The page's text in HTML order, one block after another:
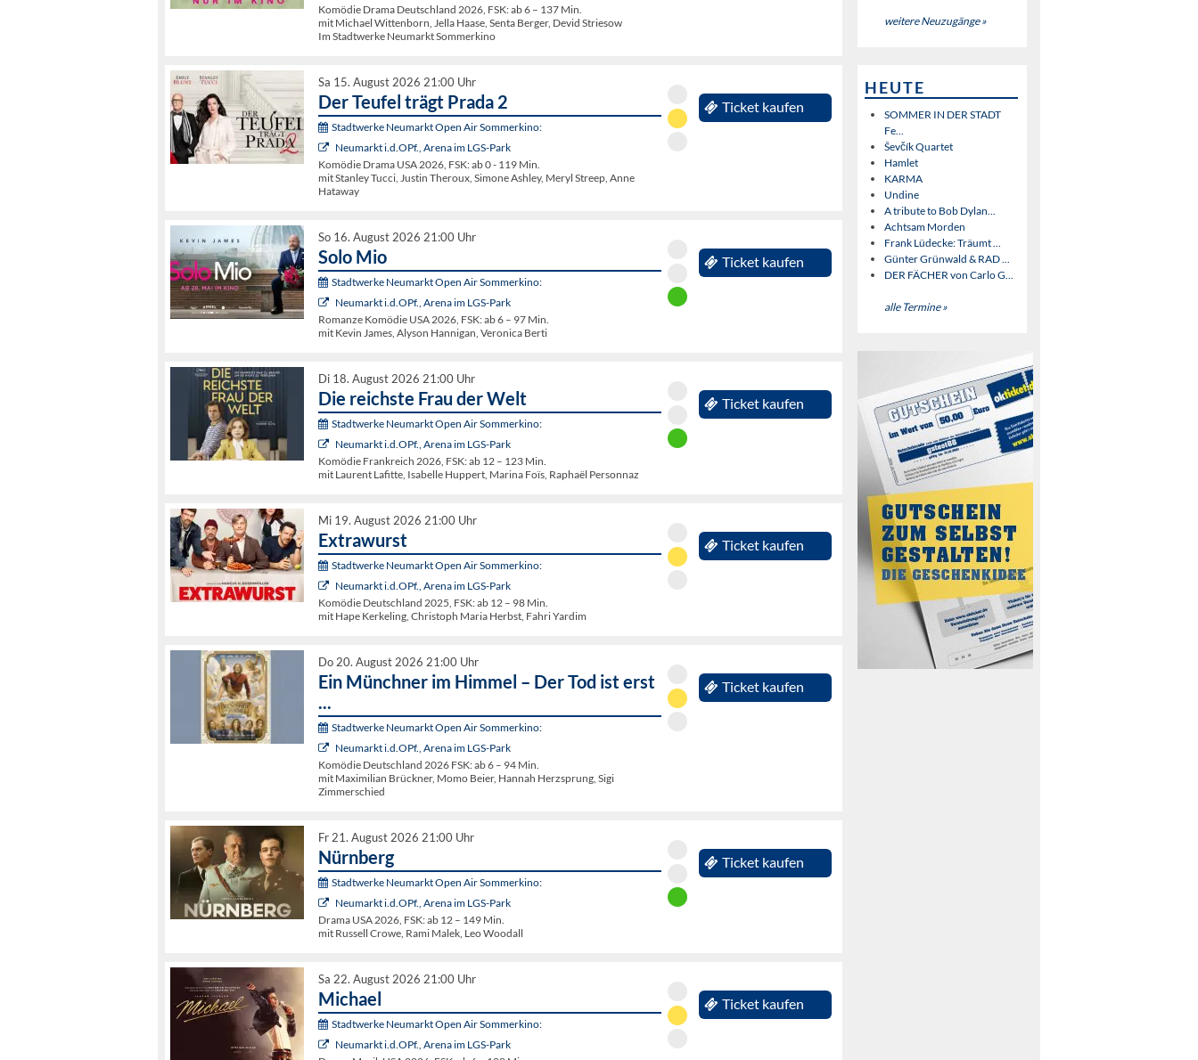
Komödie Drama Deutschland 2026, FSK: ab 6 – 137 Min.
mit Michael Wittenborn, Jella Haase, Senta Berger, Devid Striesow
Im Stadtwerke Neumarkt Sommerkino
Sa 15. August 2026 21:00 Uhr
Der Teufel trägt Prada 2
Stadtwerke Neumarkt Open Air Sommerkino:
Neumarkt i.d.OPf., Arena im LGS-Park
Komödie Drama USA 2026, FSK: ab 0 - 119 Min.
mit Stanley Tucci, Justin Theroux, Simone Ashley, Meryl Streep, Anne
Hataway
Ticket kaufen
So 16. August 2026 21:00 Uhr
Solo Mio
Stadtwerke Neumarkt Open Air Sommerkino:
Neumarkt i.d.OPf., Arena im LGS-Park
Romanze Komödie USA 2026, FSK: ab 6 – 97 Min.
mit Kevin James, Alyson Hannigan, Veronica Berti
Ticket kaufen
Di 18. August 2026 21:00 Uhr
Die reichste Frau der Welt
Stadtwerke Neumarkt Open Air Sommerkino:
Neumarkt i.d.OPf., Arena im LGS-Park
Komödie Frankreich 2026, FSK: ab 12 – 123 Min.
mit Laurent Lafitte, Isabelle Huppert, Marina Foïs, Raphaël Personnaz
Ticket kaufen
Mi 19. August 2026 21:00 Uhr
Extrawurst
Stadtwerke Neumarkt Open Air Sommerkino:
Neumarkt i.d.OPf., Arena im LGS-Park
Komödie Deutschland 2025, FSK: ab 12 – 98 Min.
mit Hape Kerkeling, Christoph Maria Herbst, Fahri Yardim
Ticket kaufen
Do 20. August 2026 21:00 Uhr
Ein Münchner im Himmel – Der Tod ist erst
...
Stadtwerke Neumarkt Open Air Sommerkino:
Neumarkt i.d.OPf., Arena im LGS-Park
Komödie Deutschland 2026 FSK: ab 6 – 94 Min.
mit Maximilian Brückner, Momo Beier, Hannah Herzsprung, Sigi
Zimmerschied
Ticket kaufen
Fr 21. August 2026 21:00 Uhr
Nürnberg
Stadtwerke Neumarkt Open Air Sommerkino:
Neumarkt i.d.OPf., Arena im LGS-Park
Drama USA 2026, FSK: ab 12 – 149 Min.
mit Russell Crowe, Rami Malek, Leo Woodall
Ticket kaufen
Sa 22. August 2026 21:00 Uhr
Michael
Stadtwerke Neumarkt Open Air Sommerkino:
Neumarkt i.d.OPf., Arena im LGS-Park
Ticket kaufen
weitere Neuzugänge »
HEUTE
SOMMER IN DER STADT
Fe...
Ševčík Quartet
Hamlet
KARMA
Undine
A tribute to Bob Dylan...
Achtsam Morden
Frank Lüdecke: Träumt ...
Günter Grünwald & RAD ...
DER FÄCHER von Carlo G...
alle Termine »